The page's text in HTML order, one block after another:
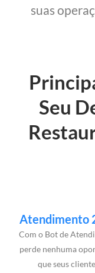
suas
Seu
Atendimento
Com o Bot de
perde nenhuma
que seus